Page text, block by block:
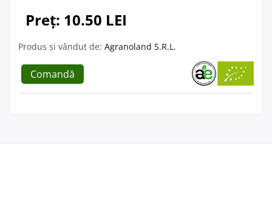
Preț: 10.50 LEI
Produs și vândut de: Agranoland S.R.L.
Comandă